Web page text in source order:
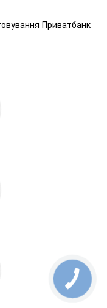
Приватбанк